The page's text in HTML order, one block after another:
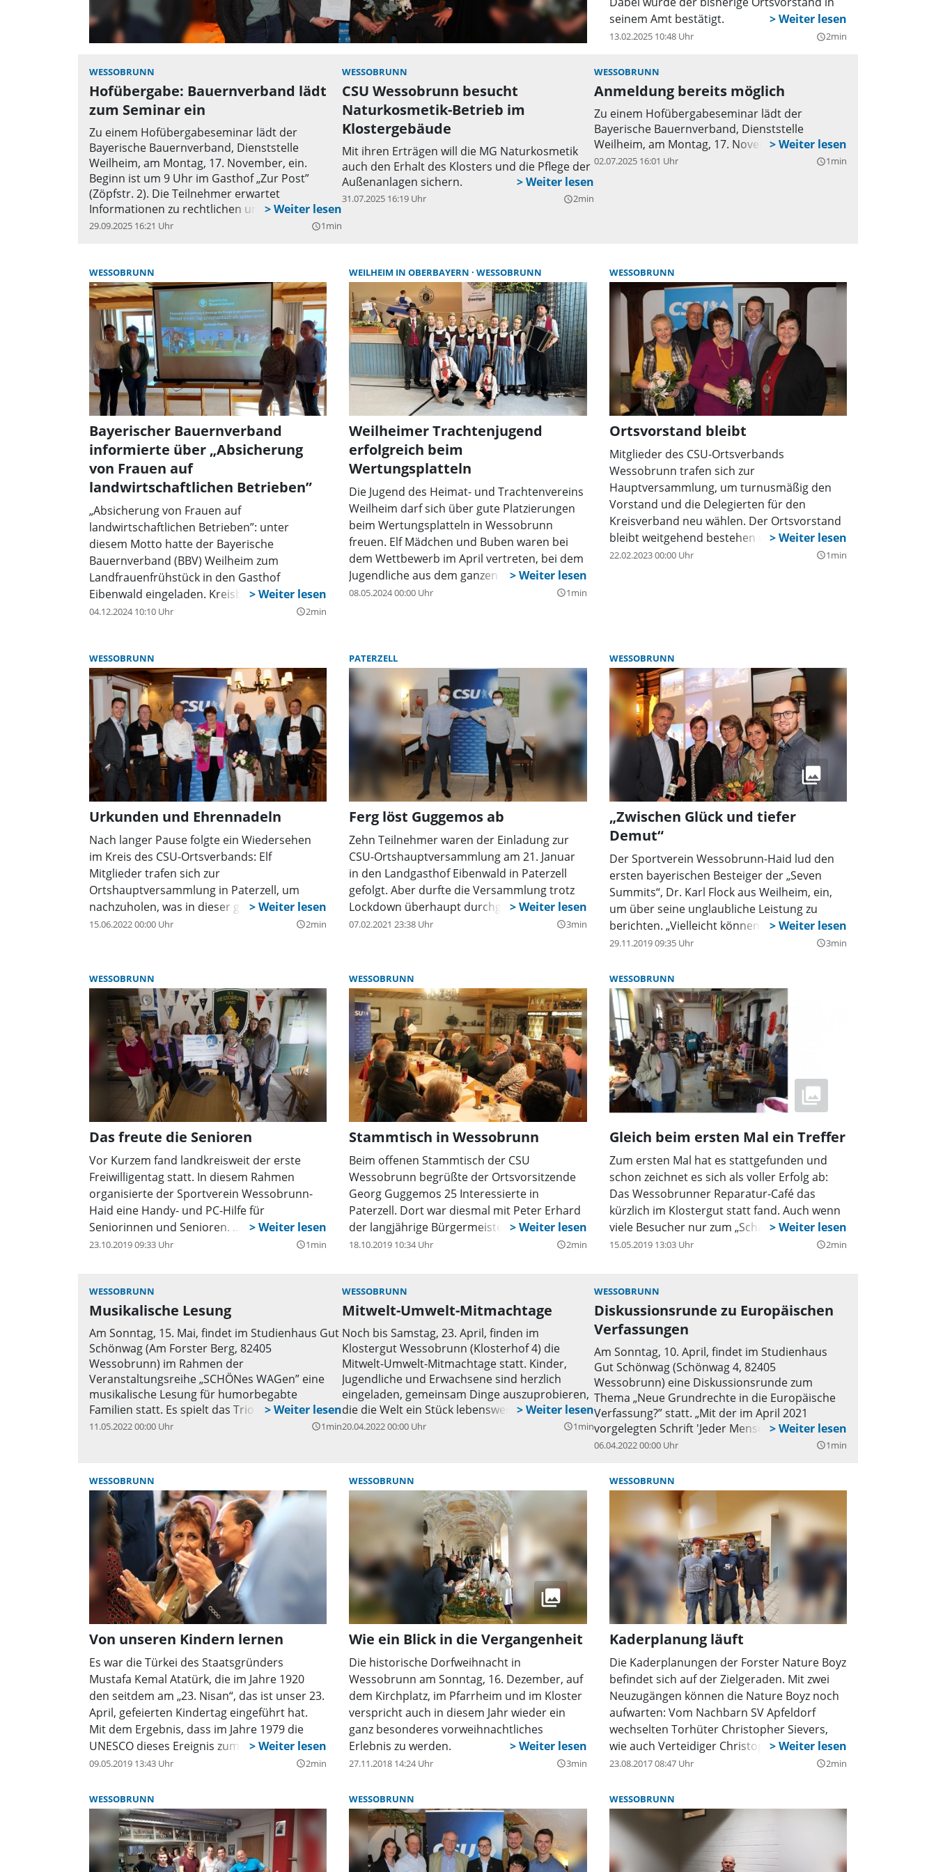
seinem Amt bestätigt.
13.02.2025 10:48 Uhr query_builder2min
WESSOBRUNN
Hofübergabe: Bauernverband lädt
zum Seminar ein
Zu einem Hofübergabeseminar lädt der
Bayerische Bauernverband, Dienststelle
Weilheim, am Montag, 17. November, ein.
Beginn ist um 9 Uhr im Gasthof „Zur Post”
(Zöpfstr. 2). Die Teilnehmer erwartet
Informationen zu rechtlichen und notariellen
Fragen, Tipps zu Steuer- und
Herausforderungen. Zudem besteht die
Möglichkeit für individuelle Fragen. Mit dabei
sind Fachleute aus dem Notariat, der
Steuerberatung, dem Bayerischen
Bauernverband und der BBV Service GmbH.
Eine Anmeldung ist ab sofort möglich über die
BBV-Geschäftsstelle in Weilheim oder online
unter
www.bayerischerbauernverband.de/kreisverband/weilheim-
schongau .
29.09.2025 16:21 Uhr query_builder1min
WESSOBRUNN
CSU Wessobrunn besucht
Naturkosmetik-Betrieb im
Klostergebäude
Mit ihren Erträgen will die MG Naturkosmetik
auch den Erhalt des Klosters und die Pflege der
Außenanlagen sichern.
31.07.2025 16:19 Uhr query_builder2min
WESSOBRUNN
Anmeldung bereits möglich
Zu einem Hofübergabeseminar lädt der
Bayerische Bauernverband, Dienststelle
Weilheim, am Montag, 17. November, ein.
02.07.2025 16:01 Uhr query_builder1min
WESSOBRUNN
Bayerischer Bauernverband
informierte über „Absicherung
von Frauen auf
landwirtschaftlichen Betrieben”
„Absicherung von Frauen auf
landwirtschaftlichen Betrieben”: unter
diesem Motto hatte der Bayerische
Bauernverband (BBV) Weilheim zum
Landfrauenfrühstück in den Gasthof
Eibenwald eingeladen. Kreisbäuerin Christine
Sulzenbacher begrüßte rund 60
04.12.2024 10:10 Uhr query_builder2min
WEILHEIM IN OBERBAYERN WESSOBRUNN
Weilheimer Trachtenjugend
erfolgreich beim
Wertungsplatteln
Die Jugend des Heimat- und Trachtenvereins
Weilheim darf sich über gute Platzierungen
beim Wertungsplatteln in Wessobrunn
freuen. Elf Mädchen und Buben waren bei
dem Wettbewerb im April vertreten, bei dem
Jugendliche aus dem ganzen Huosigau
gegeneinander antraten. Bewertet wurde die
08.05.2024 00:00 Uhr query_builder1min
WESSOBRUNN
Ortsvorstand bleibt
Mitglieder des CSU-Ortsverbands
Wessobrunn trafen sich zur
Hauptversammlung, um turnusmäßig den
Vorstand und die Delegierten für den
Kreisverband neu wählen. Der Ortsvorstand
bleibt weitgehend bestehen wie bisher:
Vorsitzender ist Julius Ferg, seine drei
Guggemos und Johann Staltmayr jun.
22.02.2023 00:00 Uhr query_builder1min
WESSOBRUNN
Urkunden und Ehrennadeln
Nach langer Pause folgte ein Wiedersehen
im Kreis des CSU-Ortsverbands: Elf
Mitglieder trafen sich zur
Ortshauptversammlung in Paterzell, um
nachzuholen, was in dieser geselligen Form
lange nicht mehr stattgefunden hatte,
als Gemeinderatsmitglied für den
verhinderten Bürgermeister Georg
Guggemos ein und berichtete über die
größeren Themen, die in den letzten zwei
Jahren bearbeitet worden sind bzw. auf
absehbare Zeit anstehen, darunter der
Flächennutzungsplan und das neue
Baugebiet Forst-Templhof und der geplante
Neubau des Feuerwehr- und Vereinshauses
Forst.
15.06.2022 00:00 Uhr query_builder2min
PATERZELL
Ferg löst Guggemos ab
Zehn Teilnehmer waren der Einladung zur
CSU-Ortshauptversammlung am 21. Januar
in den Landgasthof Eibenwald in Paterzell
gefolgt. Aber durfte die Versammlung trotz
Lockdown überhaupt durchgeführt werden?
07.02.2021 23:38 Uhr query_builder3min
WESSOBRUNN
„Zwischen Glück und tiefer
Demut“
Der Sportverein Wessobrunn-Haid lud den
ersten bayerischen Besteiger der „Seven
Summits“, Dr. Karl Flock aus Weilheim, ein,
um über seine unglaubliche Leistung zu
berichten. „Vielleicht können wir uns hier
eine Idee für die nächsten SVW-Bergtouren
Vorstand des Sportvereins.
29.11.2019 09:35 Uhr query_builder3min
WESSOBRUNN
Das freute die Senioren
Vor Kurzem fand landkreisweit der erste
Freiwilligentag statt. In diesem Rahmen
organisierte der Sportverein Wessobrunn-
Haid eine Handy- und PC-Hilfe für
Seniorinnen und Senioren.
Im Sportstüberl fanden sich zahlreiche
Personen ein.
23.10.2019 09:33 Uhr query_builder1min
WESSOBRUNN
Stammtisch in Wessobrunn
Beim offenen Stammtisch der CSU
Wessobrunn begrüßte der Ortsvorsitzende
Georg Guggemos 25 Interessierte in
Paterzell. Dort war diesmal mit Peter Erhard
der langjährige Bürgermeister von Böbing
(seit 2002) und CSU-Fraktionssprecher im
18.10.2019 10:34 Uhr query_builder2min
WESSOBRUNN
Gleich beim ersten Mal ein Treffer
Zum ersten Mal hat es stattgefunden und
schon zeichnet es sich als voller Erfolg ab:
Das Wessobrunner Reparatur-Café das
kürzlich im Klostergut statt fand. Auch wenn
viele Besucher nur zum „Schauen“ kamen,
wurden doch an die zwanzig Teile repariert.
15.05.2019 13:03 Uhr query_builder2min
WESSOBRUNN
Musikalische Lesung
Am Sonntag, 15. Mai, findet im Studienhaus Gut
Schönwag (Am Forster Berg, 82405
Wessobrunn) im Rahmen der
Veranstaltungsreihe „SCHÖNes WAGen” eine
musikalische Lesung für humorbegabte
Familien statt. Es spielt das Trio „Café
Unterzuckerist” mit Richard Oehmann (Autor,
es Kaffee im Garten. Eine Anmeldung ist unter
www.ebw-weilheim/schoenes-wagen möglich.
Um das Mitführen einer Maske wird gebeten.
11.05.2022 00:00 Uhr query_builder1min
WESSOBRUNN
Mitwelt-Umwelt-Mitmachtage
Noch bis Samstag, 23. April, finden im
Klostergut Wessobrunn (Klosterhof 4) die
Mitwelt-Umwelt-Mitmachtage statt. Kinder,
Jugendliche und Erwachsene sind herzlich
eingeladen, gemeinsam Dinge auszuprobieren,
die die Welt ein Stück lebenswerter machen.
Täglich ab 14 Uhr findet ein Austausch zu einem
Kunstworkshops, Reparaturcafé, Singen oder
einem Regionalmarkt ergänzt. Das detaillierte
Programm kann unter www.ammerzone.de
eingesehen werden. Die Teilnahme ist
kostenfrei, um Spenden wird gebeten. Zum
Regionalmarkt am Samstag, 23. April, können
auch Besucher auch ihr eigenes Angebot an
Waren oder Dienstleistungen aufzeigen, im
Tausch- und Geschenkladen stöbern, Rezepte
vorschlagen und vieles mehr. Weitere Infos
erteilt Renata Hirtl unter Tel. 08890/922459.
20.04.2022 00:00 Uhr query_builder1min
WESSOBRUNN
Diskussionsrunde zu Europäischen
Verfassungen
Am Sonntag, 10. April, findet im Studienhaus
Gut Schönwag (Schönwag 4, 82405
Wessobrunn) eine Diskussionsrunde zum
Thema „Neue Grundrechte in die Europäische
Verfassung?” statt. „Mit der im April 2021
vorgelegten Schrift 'Jeder Mensch' hat
Ferdinand von Schirach einen viel beachteten
Direktor der Herzogsägmühle und Moderator
der Runde. „Die Europäischen Verfassungen
sollen um sechs neue Grundrechte erweitert
werden – vom Recht auf eine intakte Umwelt
über das Recht zur digitalen Selbstbestimmung
bis hin zum Recht auf Wahrhaftigkeit der
Äußerungen von Mandatsträgern.” Kann es auf
diesem Weg gelingen, unsere Welt besser und
zukunftsfähiger zu machen? Diese und weitere
Fragen rund um Verfassungen sollen in
Anwesenheit von Sabine Leutheusser-
Schnarrenberger, Bundesministerin a.D.,
diskutiert werden. Beginn der Veranstaltung ist
um 16 Uhr, Kaffee gibt es bereits ab 15.30 Uhr.
Eine Anmeldung zur Diskussionsrunde ist unter
www.ebw-weilheim/schoenes-wagen möglich.
06.04.2022 00:00 Uhr query_builder1min
WESSOBRUNN
Von unseren Kindern lernen
Es war die Türkei des Staatsgründers
Mustafa Kemal Atatürk, die im Jahre 1920
den seitdem am „23. Nisan“, das ist unser 23.
April, gefeierten Kindertag eingeführt hat.
Mit dem Ergebnis, dass im Jahre 1979 die
UNESCO dieses Ereignis zum „Weltkindertag“
erklärt hat und seitdem in mehr als 145
aber offiziell begangen wird.
09.05.2019 13:43 Uhr query_builder2min
WESSOBRUNN
Wie ein Blick in die Vergangenheit
Die historische Dorfweihnacht in
Wessobrunn am Sonntag, 16. Dezember, auf
dem Kirchplatz, im Pfarrheim und im Kloster
verspricht auch in diesem Jahr wieder ein
ganz besonderes vorweihnachtliches
Erlebnis zu werden.
27.11.2018 14:24 Uhr query_builder3min
WESSOBRUNN
Kaderplanung läuft
Die Kaderplanungen der Forster Nature Boyz
befindet sich auf der Zielgeraden. Mit zwei
Neuzugängen können die Nature Boyz noch
aufwarten: Vom Nachbarn SV Apfeldorf
wechselten Torhüter Christopher Sievers,
wie auch Verteidiger Christoph Barnsteiner.
23.08.2017 08:47 Uhr query_builder2min
WESSOBRUNN WESSOBRUNN WESSOBRUNN